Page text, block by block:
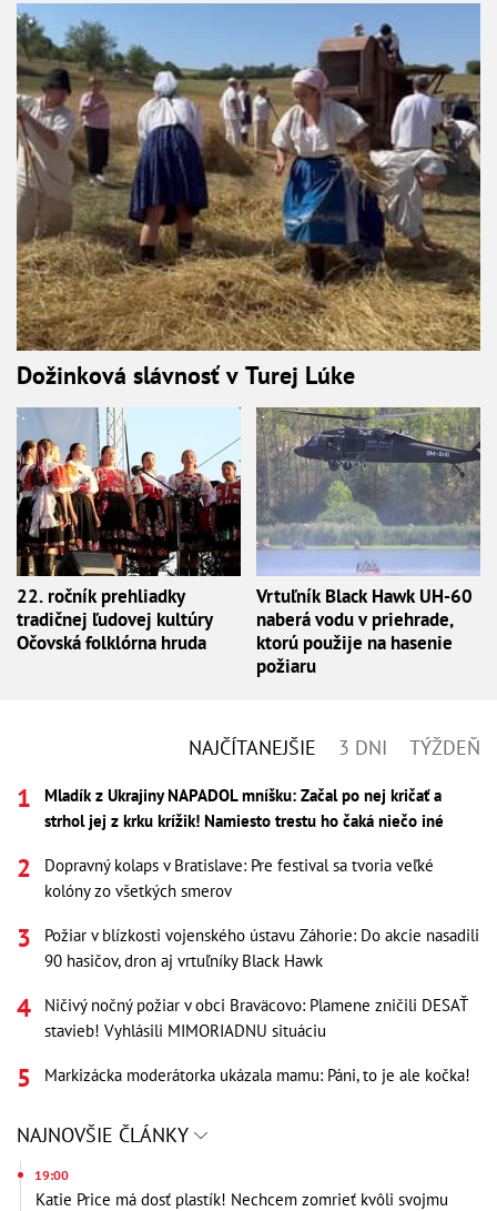
Dožinková slávnosť v Turej Lúke
22. ročník prehliadky
tradičnej ľudovej kultúry
Očovská folklórna hruda
Vrtuľník Black Hawk UH-60
naberá vodu v priehrade,
ktorú použije na hasenie
požiaru
NAJČÍTANEJŠIE 3 DNI TÝŽDEŇ
Mladík z Ukrajiny NAPADOL mníšku: Začal po nej kričať a
strhol jej z krku krížik! Namiesto trestu ho čaká niečo iné
Dopravný kolaps v Bratislave: Pre festival sa tvoria veľké
kolóny zo všetkých smerov
Požiar v blízkosti vojenského ústavu Záhorie: Do akcie nasadili
90 hasičov, dron aj vrtuľníky Black Hawk
Ničivý nočný požiar v obci Braväcovo: Plamene zničili DESAŤ
stavieb! Vyhlásili MIMORIADNU situáciu
Markizácka moderátorka ukázala mamu: Páni, to je ale kočka!
NAJNOVŠIE ČLÁNKY
19:00
Katie Price má dosť plastík! Nechcem zomrieť kvôli svojmu